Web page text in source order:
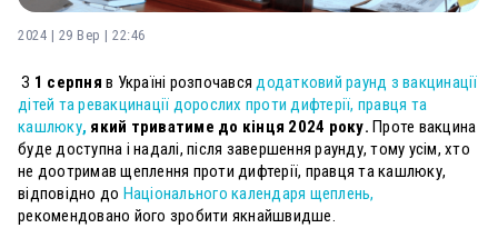
2024 | 29 Вер | 22:46
З 1 серпня в Україні розпочавсядодатковий раунд з вакцинації
дітей та ревакцинації дорослих проти дифтерії, правця та
кашлюку, який триватиме до кінця 2024 року. Проте вакцина
буде доступна і надалі, після завершення раунду, тому усім, хто
не доотримав щеплення проти дифтерії, правця та кашлюку,
відповідно до Національного календаря щеплень,
рекомендовано його зробити якнайшвидше.